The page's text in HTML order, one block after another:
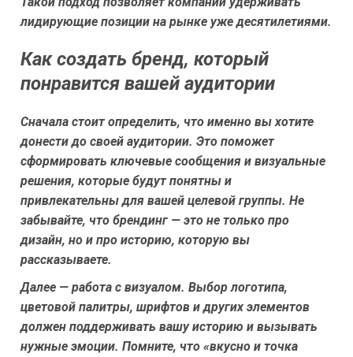
лидирующие позиции на рынке уже десятилетиями.
Как создать бренд, который
понравится вашей аудитории
Сначала стоит определить, что именно вы хотите
донести до своей аудитории. Это поможет
сформировать ключевые сообщения и визуальные
решения, которые будут понятны и
привлекательны для вашей целевой группы. Не
забывайте, что брендинг — это не только про
дизайн, но и про историю, которую вы
рассказываете.
Далее — работа с визуалом. Выбор логотипа,
цветовой палитры, шрифтов и других элементов
должен поддерживать вашу историю и вызывать
нужные эмоции. Помните, что «вкусно и точка